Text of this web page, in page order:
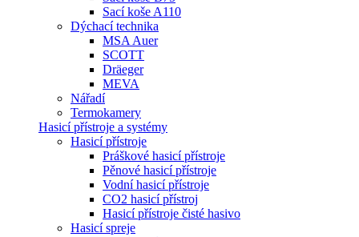
Sací koše A110
Dýchací technika
MSA Auer
SCOTT
Dräeger
MEVA
Nářadí
Termokamery
Hasicí přístroje a systémy
Hasicí přístroje
Práškové hasicí přístroje
Pěnové hasicí přístroje
Vodní hasicí přístroje
CO2 hasicí přístroj
Hasicí přístroje čisté hasivo
Hasicí spreje